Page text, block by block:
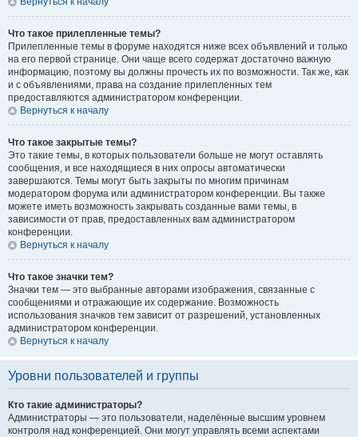
Что такое прилепленные темы?
Прилепленные темы в форуме находятся ниже всех объявлений и только
на его первой странице. Они чаще всего содержат достаточно важную
информацию, поэтому вы должны прочесть их по возможности. Так же, как
и с объявлениями, права на создание прилепленных тем
предоставляются администратором конференции.
Вернуться к началу
Что такое закрытые темы?
Это такие темы, в которых пользователи больше не могут оставлять
сообщения, и все находящиеся в них опросы автоматически
завершаются. Темы могут быть закрыты по многим причинам
модератором форума или администратором конференции. Вы также
можете иметь возможность закрывать созданные вами темы, в
зависимости от прав, предоставленных вам администратором
конференции.
Вернуться к началу
Что такое значки тем?
Значки тем — это выбранные авторами изображения, связанные с
сообщениями и отражающие их содержание. Возможность
использования значков тем зависит от разрешений, установленных
администратором конференции.
Вернуться к началу
Уровни пользователей и группы
Кто такие администраторы?
Администраторы — это пользователи, наделённые высшим уровнем
контроля над конференцией. Они могут управлять всеми аспектами